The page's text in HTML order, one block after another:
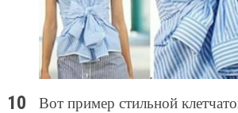
Вот пример стильной